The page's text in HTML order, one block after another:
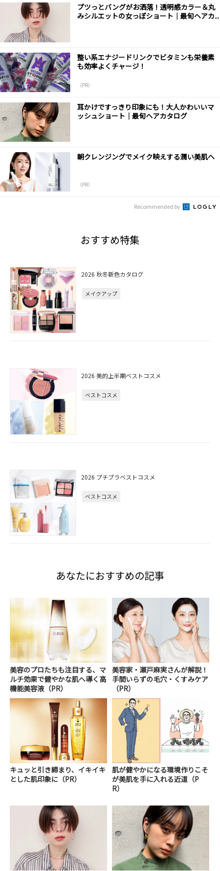
プツっとバングがお洒落！透明感カラー＆丸
みシルエットの女っぽショート｜最旬ヘアカ...
整い系エナジードリンクでビタミンも栄養素
も効率よくチャージ！
（PR）
耳かけですっきり印象にも！大人かわいいマ
ッシュショート｜最旬ヘアカタログ
朝クレンジングでメイク映えする潤い美肌へ
（PR）
Recommended by
おすすめ特集
2026 秋冬新色カタログ
メイクアップ
2026 美的上半期ベストコスメ
ベストコスメ
2026 プチプラベストコスメ
ベストコスメ
あなたにおすすめの記事
美容のプロたちも注目する、マ
ルチ効果で健やかな肌へ導く高
機能美容液（PR）
美容家・瀬戸麻実さんが解説！
手間いらずの毛穴・くすみケア
（PR）
キュッと引き締まり、イキイキ
とした肌印象に（PR）
肌が健やかになる環境作りこそ
が美肌を手に入れる近道（P
R）